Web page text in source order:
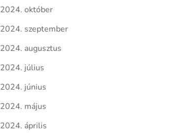
2024. október
2024. szeptember
2024. augusztus
2024. július
2024. június
2024. május
2024. április